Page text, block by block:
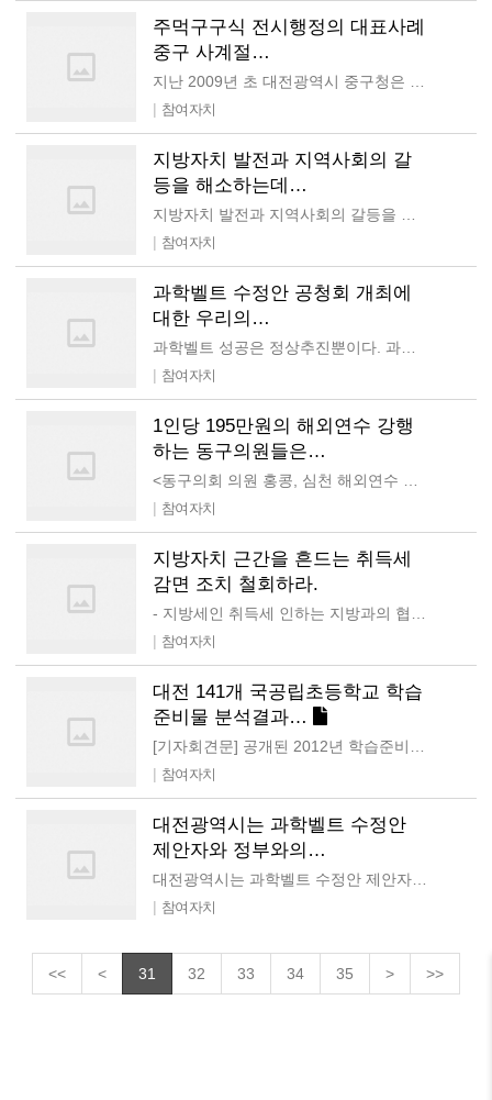
주먹구구식 전시행정의 대표사례
중구 사계절…
| 참여자치
지방자치 발전과 지역사회의 갈
등을 해소하는데…
| 참여자치
과학벨트 수정안 공청회 개최에
대한 우리의…
과학벨트 성공은 정상추진뿐이다. 과학벨트 수정안 공청회를 즉각 철회하라! 미래창조과학부가 27일 오후 3시 30분에 DCC에서 과학벨트 수정안에 대한 공청회를 개최한다고 한다. 그…
| 참여자치
1인당 195만원의 해외연수 강행
하는 동구의원들은…
| 참여자치
지방자치 근간을 흔드는 취득세
감면 조치 철회하라.
| 참여자치
대전 141개 국공립초등학교 학습
준비물 분석결과…
| 참여자치
대전광역시는 과학벨트 수정안
제안자와 정부와의…
대전광역시는 과학벨트 수정안 제안자와 정부와의 협의 경위를 낱낱이 공개하라! 과학벨트 기초과학연구원의 과학벨트 입주와 관련 최초 수정제안을 대전시가 했다는…
| 참여자치
<< < 31 32 33 34 35 > >>